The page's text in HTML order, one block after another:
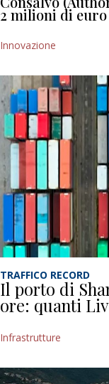
2 milioni di euro
Innovazione
TRAFFICO RECORD
Il porto di
ore: quanti
Infrastrutture